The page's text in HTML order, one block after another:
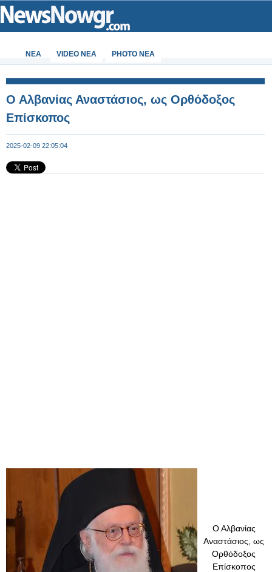
ΝΕΑ VIDEO NEA PHOTO NEA
Ο Αλβανίας Αναστάσιος, ως Ορθόδοξος
Επίσκοπος
2025-02-09 22:05:04
Ο Αλβανίας
Αναστάσιος, ως
Ορθόδοξος
Επίσκοπος